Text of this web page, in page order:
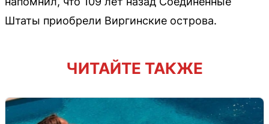
Штаты приобрели Виргинские острова.
ЧИТАЙТЕ ТАКЖЕ